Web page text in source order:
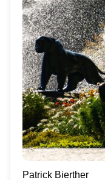
Patrick Bierther